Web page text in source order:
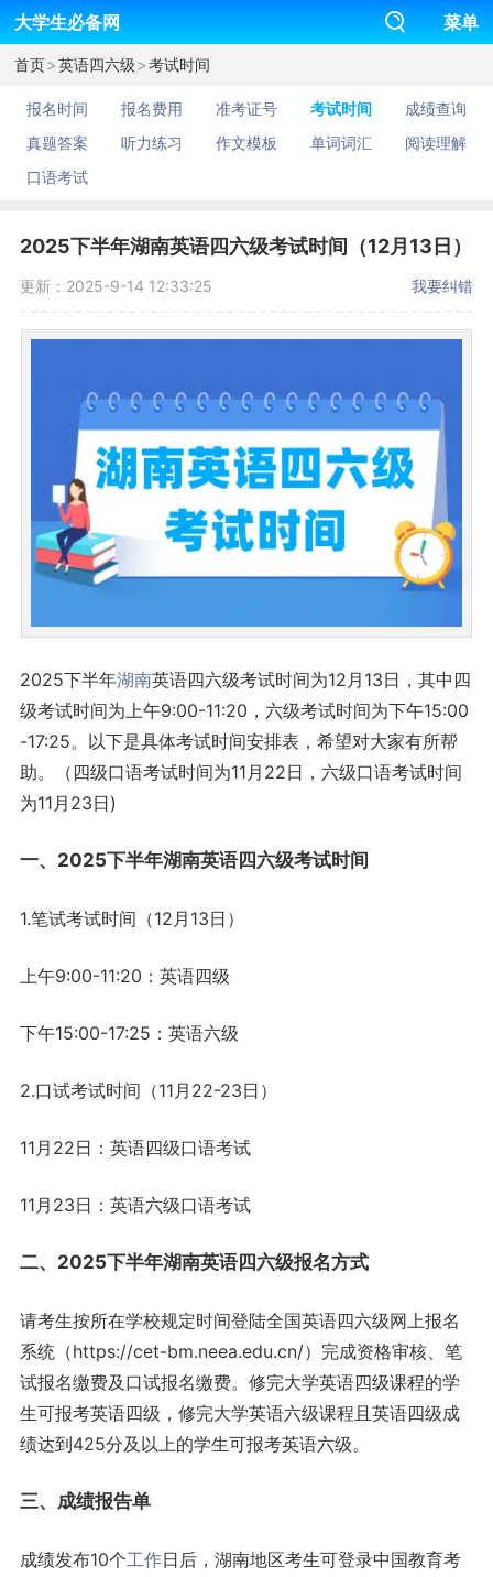
大学生必备网 菜单
首页>英语四六级>考试时间
报名时间 报名费用 准考证号 考试时间
成绩查询
真题答案
听力练习 作文模板 单词词汇
阅读理解
口语考试
2025下半年湖南英语四六级考试时间（12月13日）
更新：2025-9-14 12:33:25 我要纠错
2025下半年湖南英语四六级考试时间为12月13日，其中四
级考试时间为上午9:00-11:20，六级考试时间为下午15:00
-17:25。以下是具体考试时间安排表，希望对大家有所帮
助。（四级口语考试时间为11月22日，六级口语考试时间
为11月23日)
一、2025下半年湖南英语四六级考试时间
1.笔试考试时间（12月13日）
上午9:00-11:20：英语四级
下午15:00-17:25：英语六级
2.口试考试时间（11月22-23日）
11月22日：英语四级口语考试
11月23日：英语六级口语考试
二、2025下半年湖南英语四六级报名方式
请考生按所在学校规定时间登陆全国英语四六级网上报名
系统（https://cet-bm.neea.edu.cn/）完成资格审核、笔
试报名缴费及口试报名缴费。修完大学英语四级课程的学
生可报考英语四级，修完大学英语六级课程且英语四级成
绩达到425分及以上的学生可报考英语六级。
三、成绩报告单
成绩发布10个工作日后，湖南地区考生可登录中国教育考